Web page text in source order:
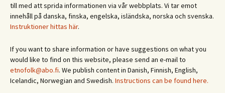
till med att sprida informationen via vår webbplats. Vi tar emot
innehåll på danska, finska, engelska, isländska, norska och svenska.
Instruktioner hittas här.
If you want to share information or have suggestions on what you
would like to find on this website, please send an e-mail to
etnofolk@abo.fi. We publish content in Danish, Finnish, English,
Icelandic, Norwegian and Swedish. Instructions can be found here.